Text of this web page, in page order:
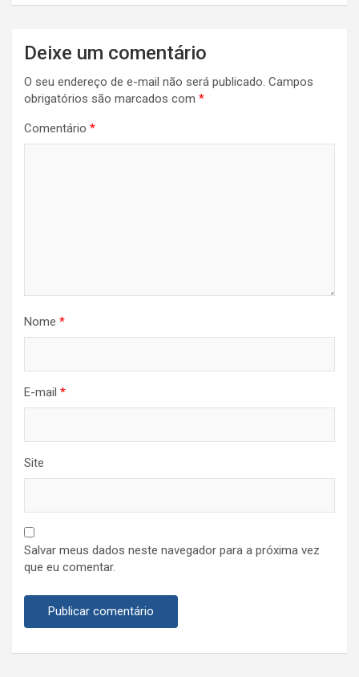
Navegação
de
Post
Deixe um comentário
O seu endereço de e-mail não será publicado. Campos
obrigatórios são marcados com *
Comentário *
Nome *
E-mail *
Site
Salvar meus dados neste navegador para a próxima vez
que eu comentar.